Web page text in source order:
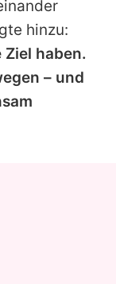
hinzu:
Ziel haben.
– und